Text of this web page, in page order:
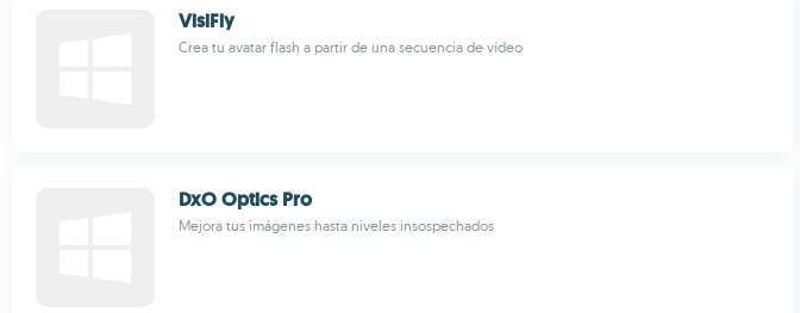
VisiFly
Crea tu avatar flash a partir de una secuencia de vídeo
DxO Optics Pro
Mejora tus imágenes hasta niveles insospechados